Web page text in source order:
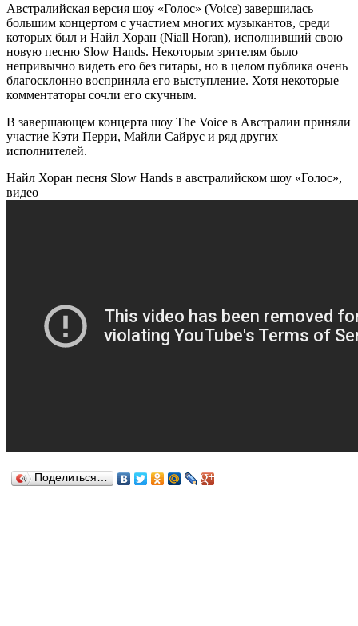
Австралийская версия шоу «Голос» (Voice) завершилась
большим концертом с участием многих музыкантов, среди
которых был и Найл Хоран (Niall Horan), исполнивший свою
новую песню Slow Hands. Некоторым зрителям было
непривычно видеть его без гитары, но в целом публика очень
благосклонно восприняла его выступление. Хотя некоторые
комментаторы сочли его скучным.
В завершающем концерта шоу The Voice в Австралии приняли
участие Кэти Перри, Майли Сайрус и ряд других
исполнителей.
Найл Хоран песня Slow Hands в австралийском шоу «Голос»,
видео
Поделиться…